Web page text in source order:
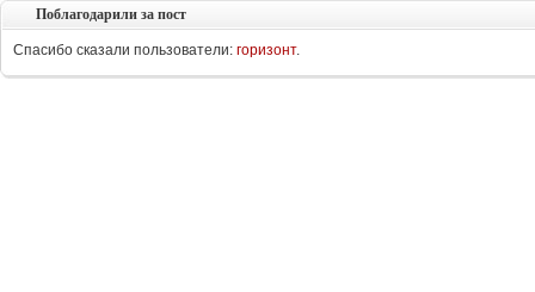
Поблагодарили за пост
Спасибо сказали пользователи: горизонт.